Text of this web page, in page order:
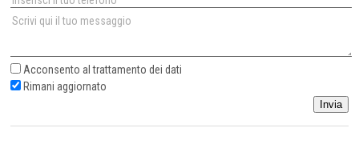
Acconsento altrattamento dei dati
Rimani aggiornato
Invia